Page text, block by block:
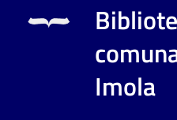
Imola